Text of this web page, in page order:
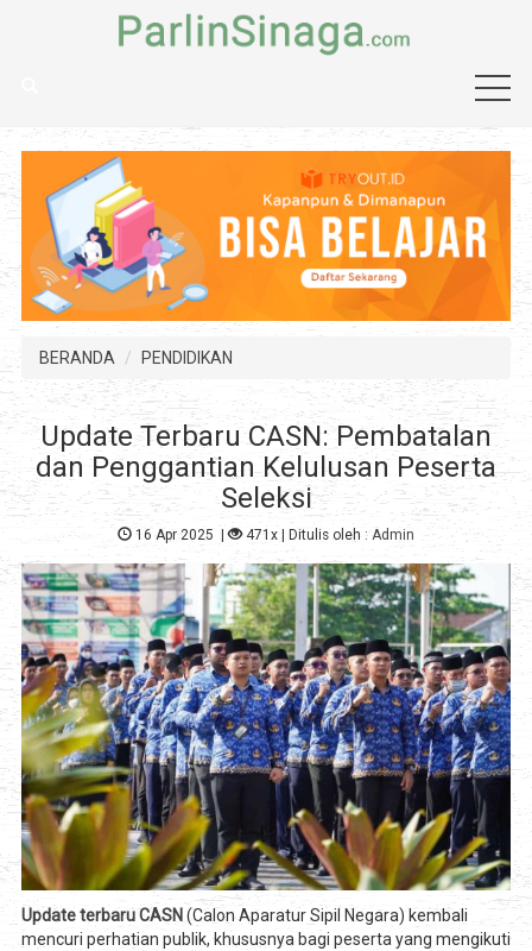
BERANDA PENDIDIKAN
Update Terbaru CASN: Pembatalan
dan Penggantian Kelulusan Peserta
Seleksi
16 Apr 2025 | 471x| Ditulis oleh : Admin
Update terbaru CASN(Calon Aparatur Sipil Negara) kembali
mencuri perhatian publik, khususnya bagi peserta yang mengikuti